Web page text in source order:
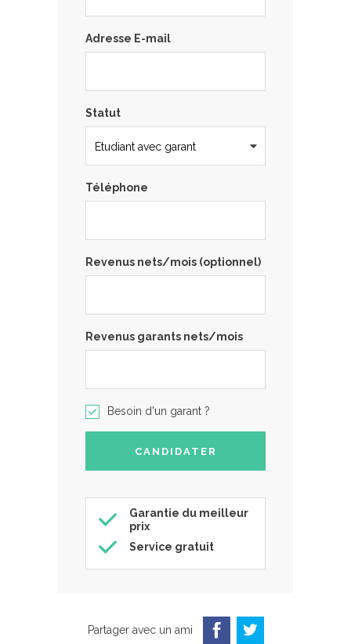
Adresse E-mail
Statut
Téléphone
Revenus nets/mois (optionnel)
Revenus garants nets/mois
Besoin d'un garant ?
Garantie du meilleur
prix
Service gratuit
Partager avec un ami